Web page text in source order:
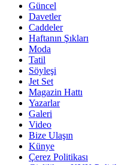
Güncel
Davetler
Caddeler
Haftanın Şıkları
Moda
Tatil
Söyleşi
Jet Set
Magazin Hattı
Yazarlar
Galeri
Video
Bize Ulaşın
Künye
Çerez Politikası